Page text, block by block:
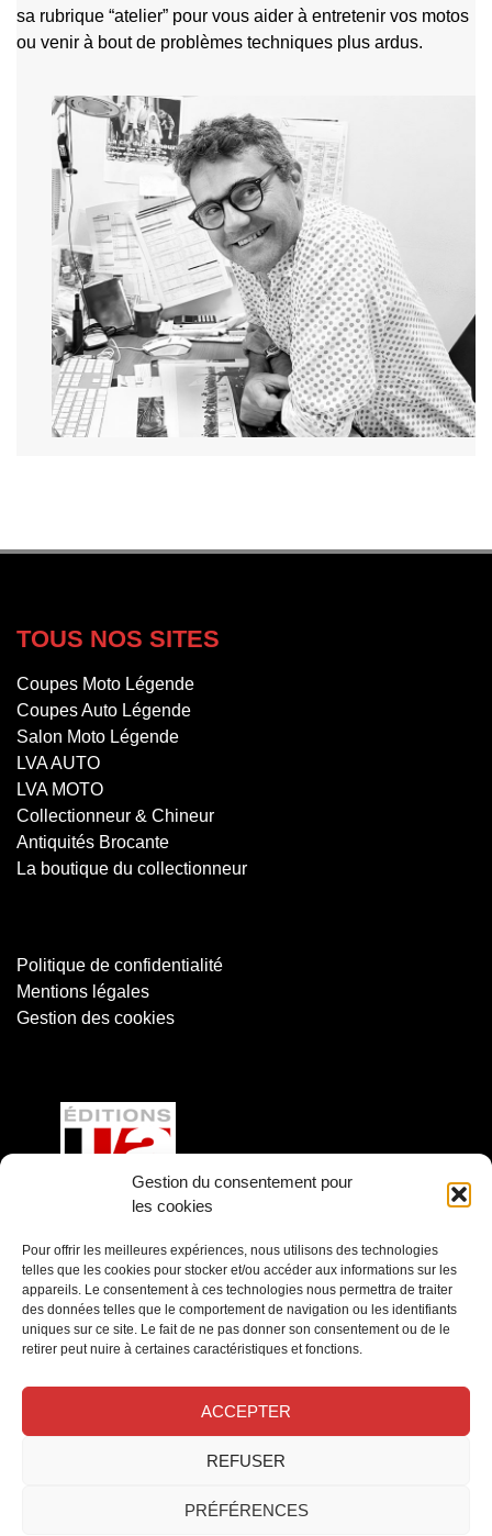
Gestion du consentement pour
les cookies
Pour offrir les meilleures expériences, nous utilisons des technologies
telles que les cookies pour stocker et/ou accéder aux informations sur les
appareils. Le consentement à ces technologies nous permettra de traiter
des données telles que le comportement de navigation ou les identifiants
uniques sur ce site. Le fait de ne pas donner son consentement ou de le
retirer peut nuire à certaines caractéristiques et fonctions.
ACCEPTER
REFUSER
PRÉFÉRENCES
sa rubrique “atelier” pour vous aider à entretenir vos motos
ou venir à bout de problèmes techniques plus ardus.
TOUS NOS SITES
Coupes Moto Légende
Coupes Auto Légende
Salon Moto Légende
LVA AUTO
LVA MOTO
Collectionneur & Chineur
Antiquités Brocante
La boutique du collectionneur
Politique de confidentialité
Mentions légales
Gestion des cookies
Éditions LVA
Château de la Magdeleine
77920 Samois sur Seine
T. 01 60 39 69 69 ou paremail